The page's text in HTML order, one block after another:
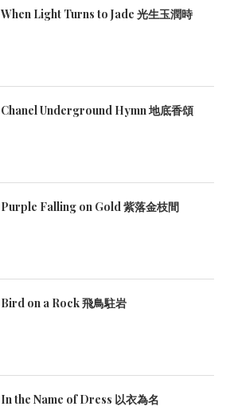
When Light Turns to Jade 光生玉潤時
Chanel Underground Hymn 地底香頌
Purple Falling on Gold 紫落金枝間
Bird on a Rock 飛鳥駐岩
In the Name of Dress 以衣為名